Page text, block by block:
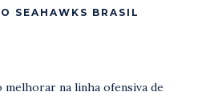
SEAHAWKS BRASIL
na linha ofensiva de